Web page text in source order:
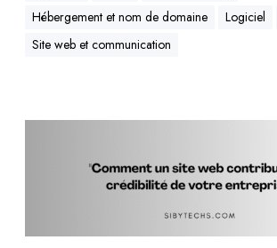
Hébergement et nom de domaine
Logiciel
Site web et communication